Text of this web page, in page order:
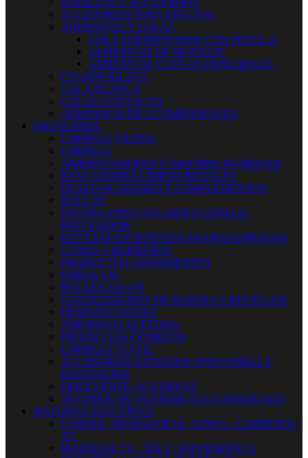
ACCESORIOS PARA EFECTOS
ADHESIVOS Y COLAS
COLA TERMOFUSION CON PISTOLA
ADHESIVOS DE MONTAJE
ADHESIVOS Y COLAS ESPECIFICOS
CYANOCRILATO
COLA BLANCA
COLAS CONTACTO
ADHESIVOS DE 2 COMPONENTES
DROGUERIA
LIMPIEZA VILEDA
LIMPIEZA
AMBIENTADORES Y ABSORBE HUMEDAD
RASCADORES-LIMPIACRISTALES
DESATASCADORES Y COMPLEMENTOS
ROLLOS
ESCOBA-FREGONA-MOPA-CEPILLO-
RECOGEDOR
BAYETAS-ESTROPAJOS-TRAPOS-ESPONJAS
CUBOS Y BARREÑOS
PRODUCTOS ABSORBENTES
EMBALAJE
BOLSAS-SACOS
CONTENEDORES DE BASURA Y RECICLAJE
DESINFECTANTES
AMONIACO ACETONA
PRODUCTOS QUIMICOS
LIMPIEZA TEXTIL
ACCESORIOS SANITARIO INDUSTRIAL Y
HOSTELERIA
DISOLVENTE-AGUARRAS
ALCOHOL DE QUEMAR-AGUA DESTILADA
MATERIAL ELECTRICO
CABLES - MANGUERAS - LINEA - CARRETES -
TV
MATERIAL TV - TELF - INFORMATICA